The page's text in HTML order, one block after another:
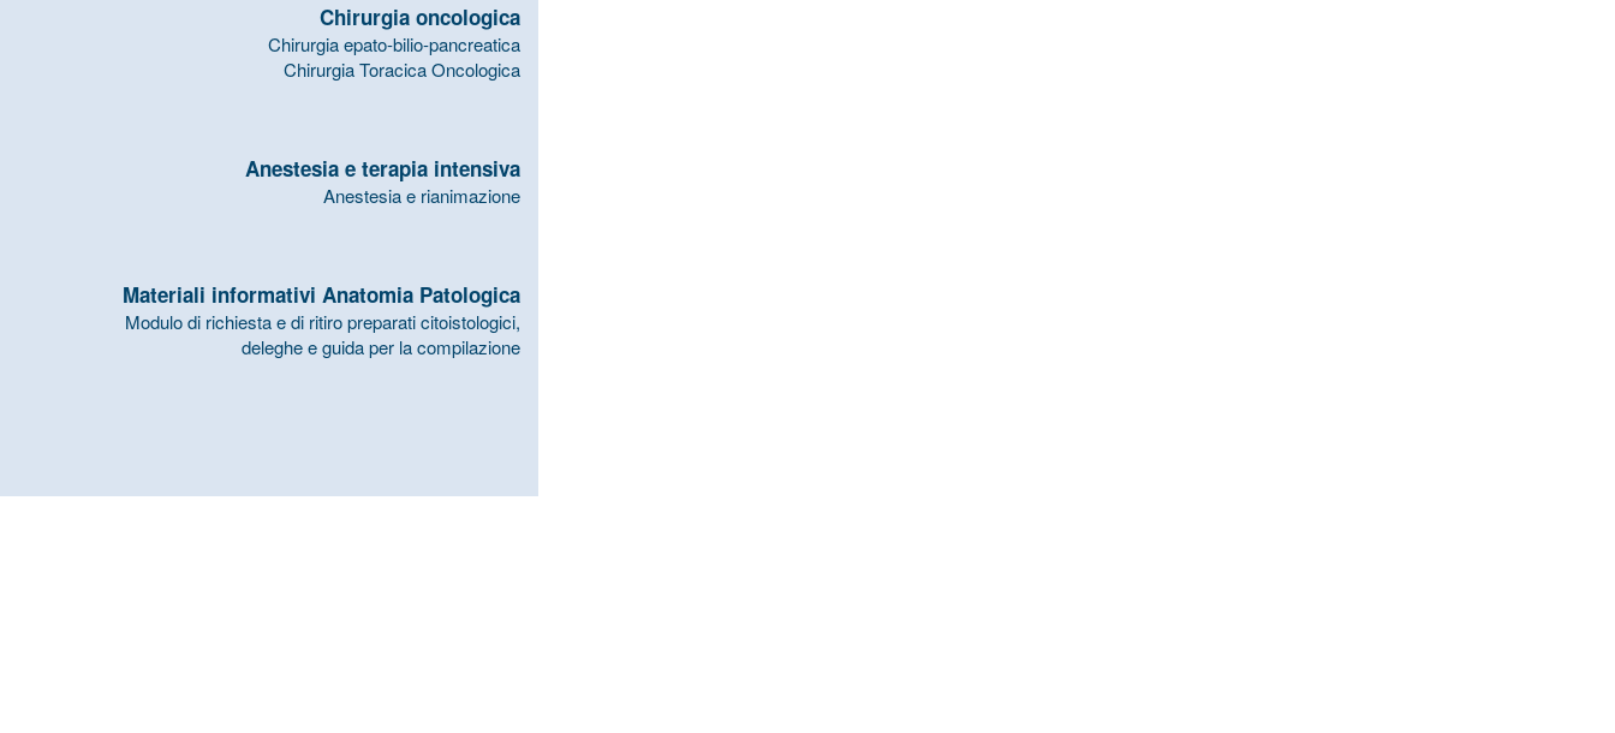
Chirurgia oncologica
Chirurgia epato-bilio-pancreatica
Chirurgia Toracica Oncologica
Anestesia e terapia intensiva
Anestesia e rianimazione
Materiali informativi Anatomia Patologica
Modulo di richiesta e di ritiro preparati citoistologici,
deleghe e guida per la compilazione